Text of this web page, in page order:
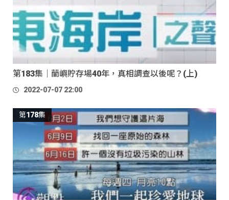
第183集｜蘭嶼貯存場40年，真相調查以後呢？(上)
2022-07-07 22:00
第178集